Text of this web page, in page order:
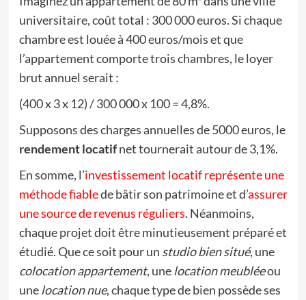
universitaire, coût total : 300 000 euros. Si chaque
chambre est louée à 400 euros/mois et que
l’appartement comporte trois chambres, le loyer
brut annuel serait :
(400 x 3 x 12) / 300 000 x 100 = 4,8%.
Supposons des charges annuelles de 5000 euros, le
rendement locatifnet tournerait autour de 3,1%.
En somme, l’investissement locatif représente une
méthode fiablede bâtir son patrimoine et d’assurer
une source de revenus réguliers. Néanmoins,
chaque projet doit être minutieusement préparé et
étudié. Que ce soit pour un studio bien situé, une
colocation appartement, unelocation meubléeou
unelocation nue, chaque type de bien possède ses